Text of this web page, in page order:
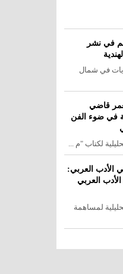
في نشر
في شمال
قاضي
في ضوء الفن
لكتاب "م ...
العربي:
العربي
لمساهمة